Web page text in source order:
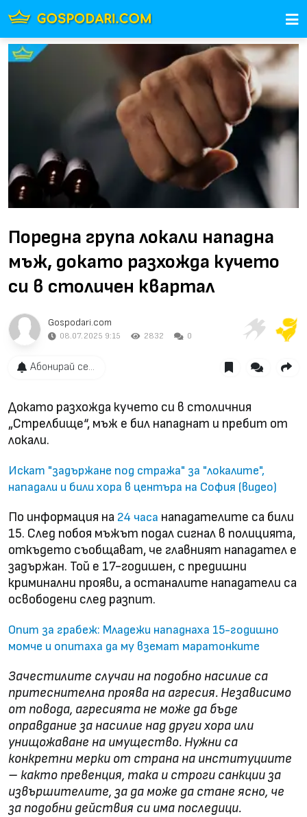
Поредна група локали нападна
мъж, докато разхожда кучето
си в столичен квартал
Gospodari.com
08.07.2025 9:15 2832 0
Абонирай се...
Докато разхожда кучето си в столичния
„Стрелбище“, мъж е бил нападнат и пребит от
локали.
Искат "задържане под стража" за "локалите",
нападали и били хора в центъра на София (видео)
По информация на 24 часа нападателите са били
15. След побоя мъжът подал сигнал в полицията,
откъдето съобщават, че главният нападател е
задържан. Той е 17-годишен, с предишни
криминални прояви, а останалите нападатели са
освободени след разпит.
Опит за грабеж: Младежи нападнаха 15-годишно
момче и опитаха да му вземат маратонките
Зачестилите случаи на подобно насилие са
притеснителна проява на агресия. Независимо
от повода, агресията не може да бъде
оправдание за насилие над други хора или
унищожаване на имущество. Нужни са
конкретни мерки от страна на институциите
– както превенция, така и строги санкции за
извършителите, за да може да стане ясно, че
за подобни действия си има последици.